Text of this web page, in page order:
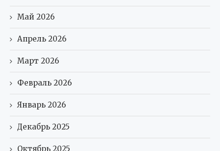
Май 2026
Апрель 2026
Март 2026
Февраль 2026
Январь 2026
Декабрь 2025
Октябрь 2025